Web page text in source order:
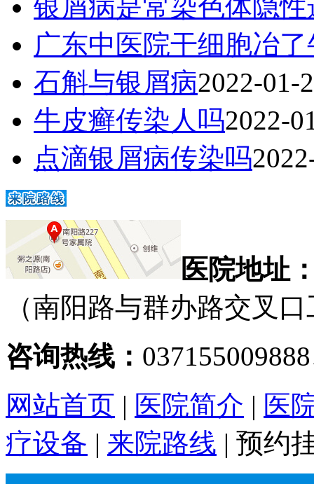
银屑病是常染色体隐性
广东中医院干细胞冶
石斛与银屑病2022-01-
牛皮癣传染人吗2022-
点滴银屑病传染吗
医院地址
（南阳路与群办路交叉
咨询热线：
网站首页 | 医院简介 | 医
疗设备 | 来院路线 | 预约